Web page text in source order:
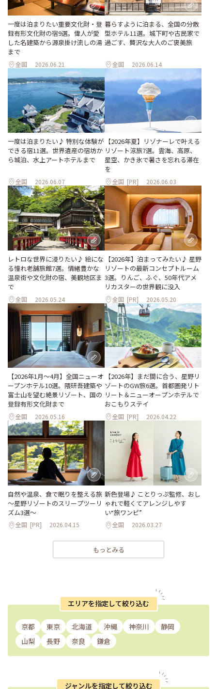
一度は泊まりたい重要文化財・登
録有形文化財の宿9選。偉人が愛
した名建築から源泉掛け流しの湯
まで
全国 2026.06.21
暮らすように泊まる、全国の分散
型ホテル11選。城下町や古民家で
過ごす、贅沢な大人のご褒美旅
全国 2026.06.14
一度は泊まりたい♪ 特別な体験が
できる宿11選。世界遺産の宿坊か
ら城泊、水上アートホテルまで
全国 2026.06.07
【2026年夏】リゾナーレで叶える
リゾート涼旅7選。雲海、高原、
星空、かき氷で暑さを忘れる滞在
を
全国 [PR] 2026.06.03
レトロな世界に浸りたい♪ 絵にな
る憧れ老舗旅館7選。情緒豊かな
温泉街や文化財の宿、美観地区ま
で
全国 2026.05.24
【2026年】泊まってみたい♪ 星野
リゾートの最新コンセプトルーム
3選。りんご、ふぐ、50年代アメ
リカスターの世界観に没入
全国 [PR] 2026.05.20
【2026年1月～4月】全国ニューオ
ープンホテル10選。隈研吾建築や
富士山を望む絶景リゾート、国の
登録有形文化財まで
全国 2026.05.16
【2026年】まだ間に合う、星野リ
ゾートのGW旅6選。首都圏発リト
リート＆ニューオープンホテルで
おこもりステイ
全国 [PR] 2026.04.22
自然や温泉、食で眠りを整える旅
～星野リゾートのスリープツーリ
ズム3選～
全国 [PR] 2026.04.15
新色登場♪ ことりっぷ監修、おし
ゃれで軽くてアレンジしやす
い“旅ワンピ”
全国 2026.03.27
もっとみる
エリアを指定して絞り込む
京都 東京 北海道 沖縄 神奈川
静岡
山梨
長野 奈良 鎌倉
ジャンルを指定して絞り込む